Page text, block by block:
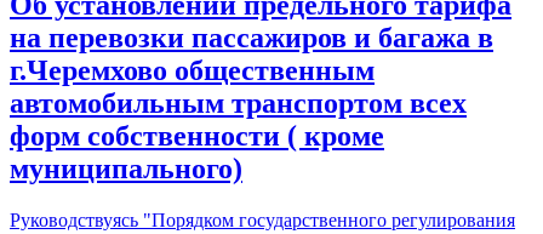
на перевозки пассажиров и багажа в
г.Черемхово общественным
автомобильным транспортом всех
форм собственности ( кроме
муниципального)
Руководствуясь "Порядком государственного регулирования